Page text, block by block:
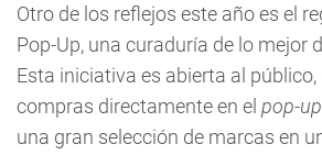
Otro de los reflejos este año es el
Pop-Up, una curaduría de lo mejor
Esta iniciativa es abierta al
compras directamente en el pop-up
una gran selección de marcas en